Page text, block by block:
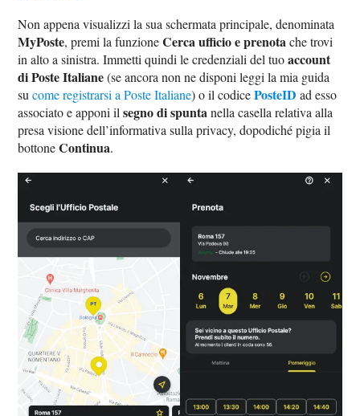
Non appena visualizzi la sua schermata principale, denominata
MyPoste, premi la funzioneCerca ufficio e prenota che trovi
in alto a sinistra. Immetti quindi le credenziali del tuoaccount
di Poste Italiane(se ancora non ne disponi leggi la mia guida
sucome registrarsi a Poste Italiane) o il codicePosteID ad esso
associato e apponi ilsegno di spunta nella casella relativa alla
presa visione dell’informativa sulla privacy, dopodiché pigia il
bottoneContinua.